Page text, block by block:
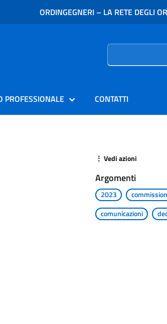
ORDINGEGNERI – LA RETE DEGLI
Ricerca
PROFESSIONALE CONTATTI
⋮ Vedi azioni
Argomenti
2023
comunicazioni